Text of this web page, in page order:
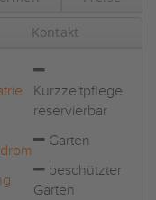
Kontakt
Kurzzeitpflege
reservierbar
Garten
beschützter
Garten